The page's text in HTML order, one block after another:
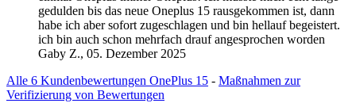
gedulden bis das neue Oneplus 15 rausgekommen ist, dann
habe ich aber sofort zugeschlagen und bin hellauf begeistert.
ich bin auch schon mehrfach drauf angesprochen worden
Gaby Z., 05. Dezember 2025
Alle 6 Kundenbewertungen OnePlus 15 - Maßnahmen zur
Verifizierung von Bewertungen